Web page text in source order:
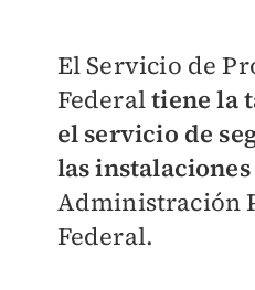
El Servicio de
Federaltiene la
el servicio de
las instalaciones
Administración
Federal.